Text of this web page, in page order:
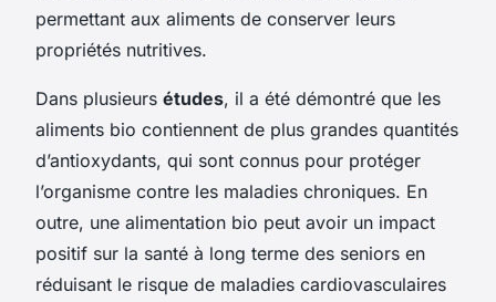
permettant aux aliments de conserver leurs
propriétés nutritives.
Dans plusieurs études, il a été démontré que les
aliments bio contiennent de plus grandes quantités
d’antioxydants, qui sont connus pour protéger
l’organisme contre les maladies chroniques. En
outre, une alimentation bio peut avoir un impact
positif sur la santé à long terme des seniors en
réduisant le risque de maladies cardiovasculaires